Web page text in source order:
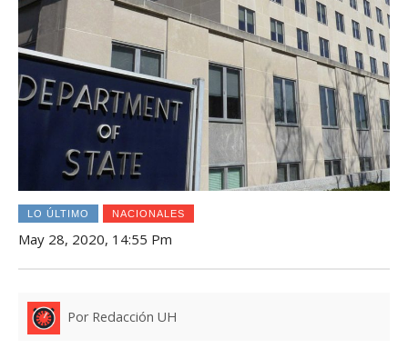
LO ÚLTIMO NACIONALES
May 28, 2020, 14:55 Pm
Por Redacción UH